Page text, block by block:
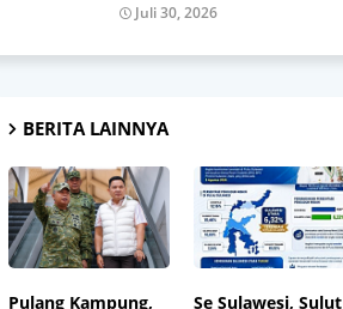
Juli 30, 2026
BERITA LAINNYA
Pulang Kampung,
Se Sulawesi, Sulut